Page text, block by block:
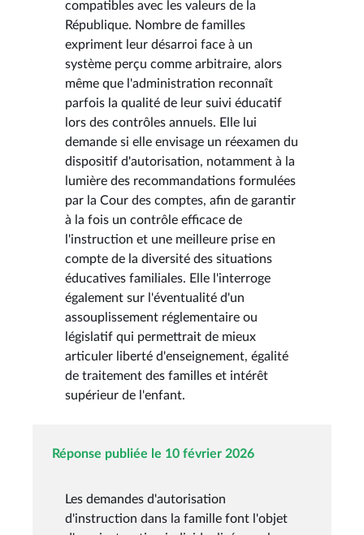
compatibles avec les valeurs de la
République. Nombre de familles
expriment leur désarroi face à un
système perçu comme arbitraire, alors
même que l'administration reconnaît
parfois la qualité de leur suivi éducatif
lors des contrôles annuels. Elle lui
demande si elle envisage un réexamen du
dispositif d'autorisation, notamment à la
lumière des recommandations formulées
par la Cour des comptes, afin de garantir
à la fois un contrôle efficace de
l'instruction et une meilleure prise en
compte de la diversité des situations
éducatives familiales. Elle l'interroge
également sur l'éventualité d'un
assouplissement réglementaire ou
législatif qui permettrait de mieux
articuler liberté d'enseignement, égalité
de traitement des familles et intérêt
supérieur de l'enfant.
Réponse publiée le 10 février 2026
Les demandes d'autorisation
d'instruction dans la famille font l'objet